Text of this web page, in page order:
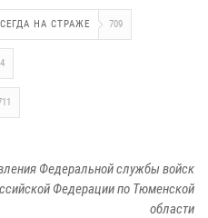
НА СТРАЖЕ 709
Федеральной службы войск
Федерации по Тюменской
области